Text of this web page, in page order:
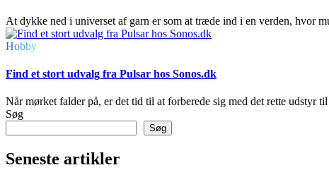
At dykke ned i universet af garn er som at træde ind i en verden, hvor
Hobby
Find et stort udvalg fra Pulsar hos Sonos.dk
Når mørket falder på, er det tid til at forberede sig med det rette udstyr
Søg
Søg
Seneste artikler